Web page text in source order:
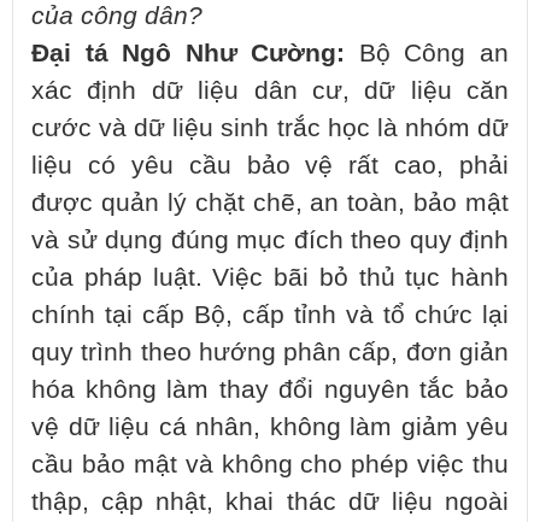
của công dân?
Đại tá Ngô Như Cường: Bộ Công an
xác định dữ liệu dân cư, dữ liệu căn
cước và dữ liệu sinh trắc học là nhóm dữ
liệu có yêu cầu bảo vệ rất cao, phải
được quản lý chặt chẽ, an toàn, bảo mật
và sử dụng đúng mục đích theo quy định
của pháp luật. Việc bãi bỏ thủ tục hành
chính tại cấp Bộ, cấp tỉnh và tổ chức lại
quy trình theo hướng phân cấp, đơn giản
hóa không làm thay đổi nguyên tắc bảo
vệ dữ liệu cá nhân, không làm giảm yêu
cầu bảo mật và không cho phép việc thu
thập, cập nhật, khai thác dữ liệu ngoài